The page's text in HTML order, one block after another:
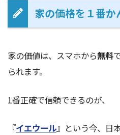
家の価格を１番
家の価値は、スマホから無料
られます。
1番正確で信頼できるのが、
『イエウール』という今、日